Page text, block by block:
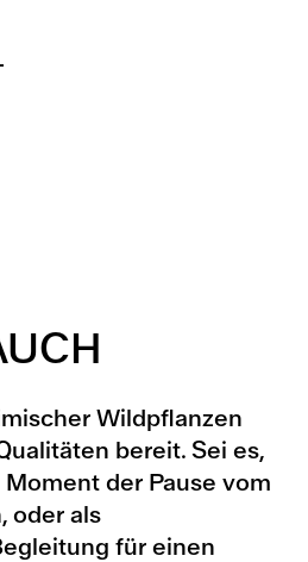
Wildpflanzen
bereit. Sei es,
der Pause vom
oder als
für einen